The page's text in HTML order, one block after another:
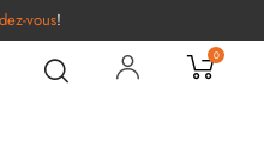
vous!
0